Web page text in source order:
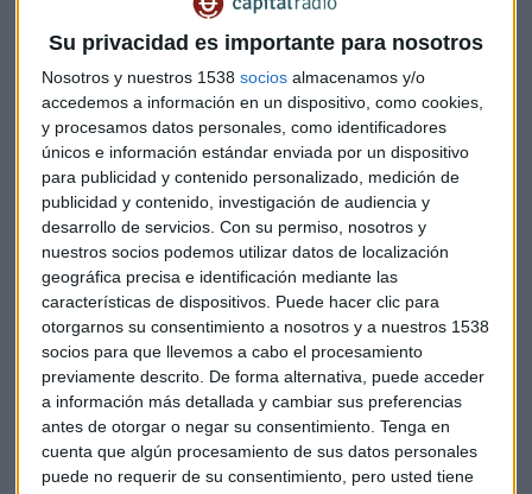
Su privacidad es importante para nosotros
Nosotros y nuestros 1538 socios almacenamos y/o
accedemos a información en un dispositivo, como cookies,
y procesamos datos personales, como identificadores
únicos e información estándar enviada por un dispositivo
para publicidad y contenido personalizado, medición de
publicidad y contenido, investigación de audiencia y
desarrollo de servicios. Con su permiso, nosotros y
nuestros socios podemos utilizar datos de localización
geográfica precisa e identificación mediante las
características de dispositivos. Puede hacer clic para
otorgarnos su consentimiento a nosotros y a nuestros 1538
socios para que llevemos a cabo el procesamiento
previamente descrito. De forma alternativa, puede acceder
a información más detallada y cambiar sus preferencias
antes de otorgar o negar su consentimiento. Tenga en
cuenta que algún procesamiento de sus datos personales
puede no requerir de su consentimiento, pero usted tiene
recuperó los niveles de diciembre de 2012, al cerrar en junio
en un 5,1%, frente al 5,3% de marzo. El ratio de cobertura se
mantuvo estable en el trimestre en el 74%.
En términos de solvencia, BBVA continúa en el buen camino
para conseguir su objetivo de ratio CET1 fully-loaded del
11% en 2017. En el segundo trimestre de 2016 generó 17
puntos básicos de capital, lo que permitió que, a cierre de
junio, el ratio alcanzara niveles del 10,71%. Por su parte, el
ratio CET1 phased-in cerró en un 12,03%, muy por encima
del 9,75% requerido por el regulador. El ratio de
apalancamiento fully-loaded a cierre del semestre alcanzó
el 6,4%, lo que permite a BBVA ocupar la segunda posición
al ponerlo en relación con sus competidores europeos. Por
lo que respecta a la actividad del banco, a cierre de junio, el
crédito bruto a la clientela se incrementó en un 10,2% al
compararlo con un año antes, hasta alcanzar los 433.268